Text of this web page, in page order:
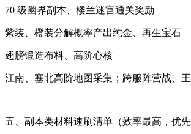
70 级幽界副本、楼兰迷宫通关奖励
紫装、橙装分解概率产出纯金、再生宝石
翅膀锻造布料、高阶心核
江南、塞北高阶地图采集；跨服阵营战、
五、副本类材料速刷清单（效率最高，优先